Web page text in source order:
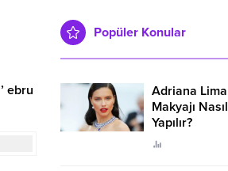
ebru
Popüler Konular
Adriana Lima
Makyajı Nasıl
Yapılır?